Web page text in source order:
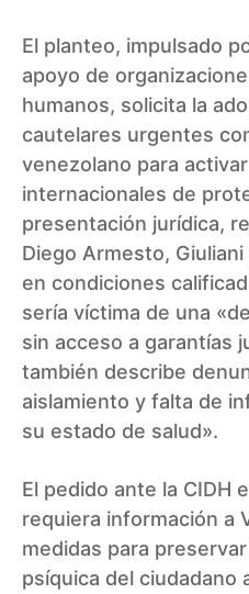
El planteo, impulsado
apoyo de
humanos, solicita la
cautelares urgentes
venezolano para
internacionales de
presentación jurídica,
Diego Armesto,
en condiciones
sería víctima de una
sin acceso a garantías
también describe
aislamiento y falta de
su estado de salud».
El pedido ante la CIDH
requiera información a
medidas para
psíquica del ciudadano